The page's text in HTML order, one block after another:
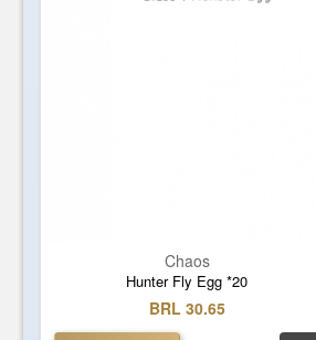
Chaos
Hunter Fly Egg *20
BRL 30.65